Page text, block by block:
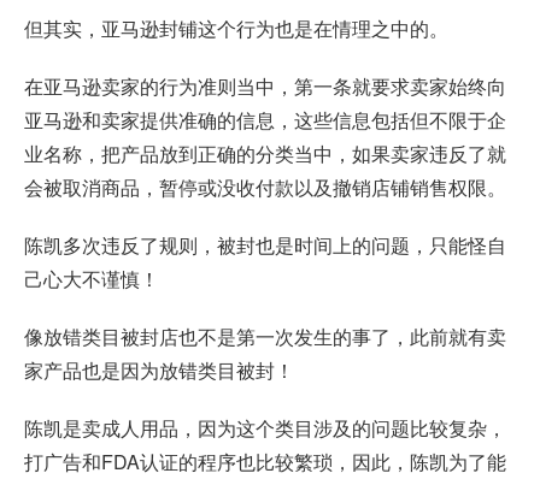
但其实，亚马逊封铺这个行为也是在情理之中的。
在亚马逊卖家的行为准则当中，第一条就要求卖家始终向
亚马逊和卖家提供准确的信息，这些信息包括但不限于企
业名称，把产品放到正确的分类当中，如果卖家违反了就
会被取消商品，暂停或没收付款以及撤销店铺销售权限。
陈凯多次违反了规则，被封也是时间上的问题，只能怪自
己心大不谨慎！
像放错类目被封店也不是第一次发生的事了，此前就有卖
家产品也是因为放错类目被封！
陈凯是卖成人用品，因为这个类目涉及的问题比较复杂，
打广告和FDA认证的程序也比较繁琐，因此，陈凯为了能